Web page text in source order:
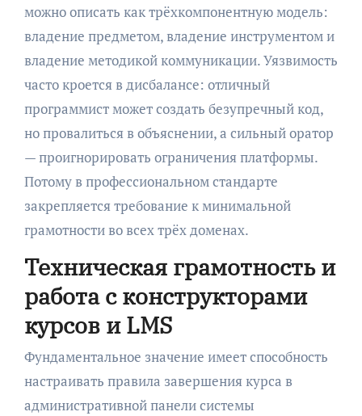
можно описать как трёхкомпонентную модель:
владение предметом, владение инструментом и
владение методикой коммуникации. Уязвимость
часто кроется в дисбалансе: отличный
программист может создать безупречный код,
но провалиться в объяснении, а сильный оратор
— проигнорировать ограничения платформы.
Потому в профессиональном стандарте
закрепляется требование к минимальной
грамотности во всех трёх доменах.
Техническая грамотность и
работа с конструкторами
курсов и LMS
Фундаментальное значение имеет способность
настраивать правила завершения курса в
административной панели системы